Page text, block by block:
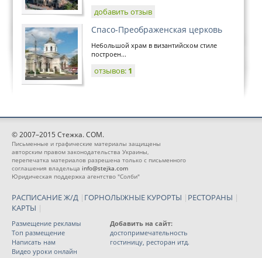
добавить отзыв
Спасо-Преображенская церковь
Небольшой храм в византийском стиле
построен...
отзывов: 1
© 2007–2015 Стежка. COM.
Письменные и графические материалы защищены
авторским правом законодательства Украины,
перепечатка материалов разрешена только с письменного
соглашения владельца info@stejka.com
Юридическая поддержка агентство "Солби"
РАСПИСАНИЕ Ж/Д | ГОРНОЛЫЖНЫЕ КУРОРТЫ | РЕСТОРАНЫ |
КАРТЫ |
Размещение рекламы
Топ размещение
Написать нам
Видео уроки онлайн
Добавить на сайт:
достопримечательность
гостиницу, ресторан итд.